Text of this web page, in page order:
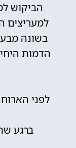
הביקוש
למעריצים
בשונה
הדמות
לפני
ברגע